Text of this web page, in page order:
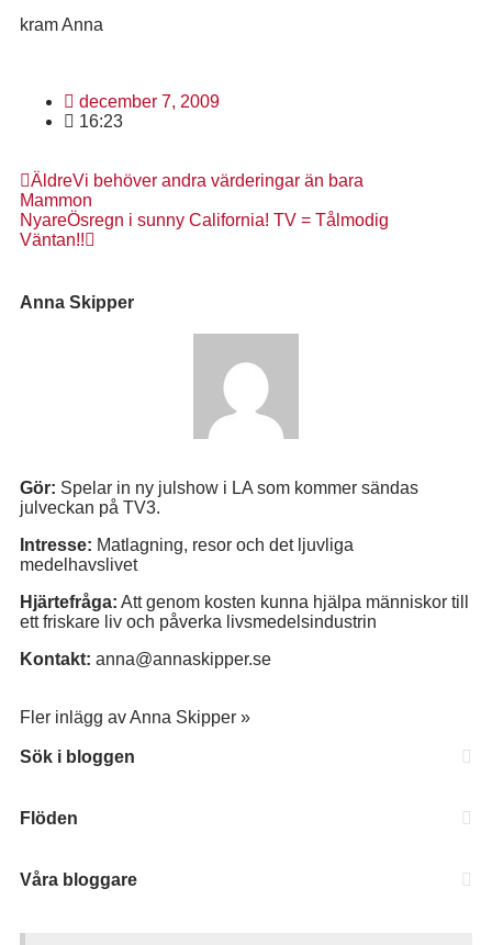
kram Anna
december 7, 2009
16:23
ÄldreVi behöver andra värderingar än bara
Mammon
NyareÖsregn i sunny California! TV = Tålmodig
Väntan!!
Anna Skipper
Gör: Spelar in ny julshow i LA som kommer sändas
julveckan på TV3.
Intresse: Matlagning, resor och det ljuvliga
medelhavslivet
Hjärtefråga: Att genom kosten kunna hjälpa människor till
ett friskare liv och påverka livsmedelsindustrin
Kontakt: anna@annaskipper.se
Fler inlägg av Anna Skipper »
Sök i bloggen
Flöden
Våra bloggare